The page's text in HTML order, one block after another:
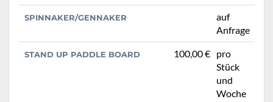
SPINNAKER/GENNAKER
auf
Anfrage
STAND UP PADDLE BOARD 100,00 € pro
Stück
und
Woche